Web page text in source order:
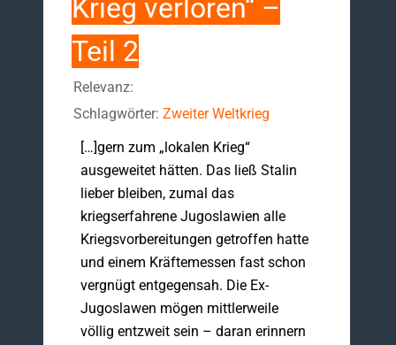
Krieg verloren“ –
Teil 2
Relevanz:
Schlagwörter: Zweiter Weltkrieg
[…]gern zum „lokalen Krieg“
ausgeweitet hätten. Das ließ Stalin
lieber bleiben, zumal das
kriegserfahrene Jugoslawien alle
Kriegsvorbereitungen getroffen hatte
und einem Kräftemessen fast schon
vergnügt entgegensah. Die Ex-
Jugoslawen mögen mittlerweile
völlig entzweit sein – daran erinnern